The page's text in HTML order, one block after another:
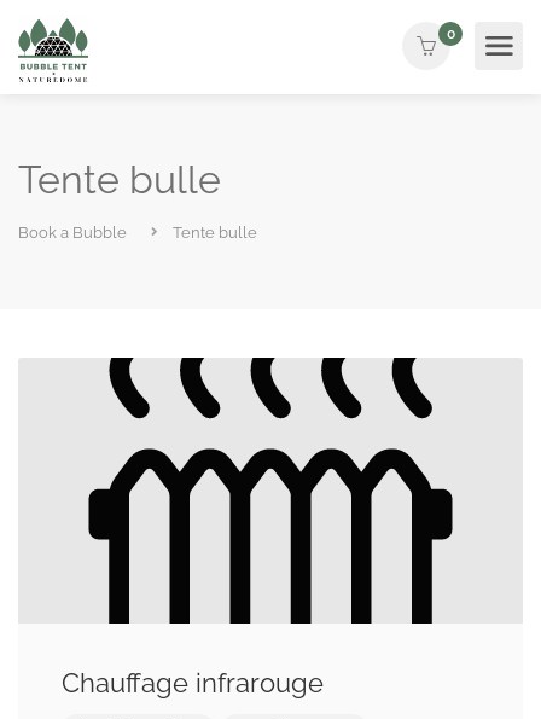
0
Tente bulle
Book a Bubble Tente bulle
Chauffage infrarouge